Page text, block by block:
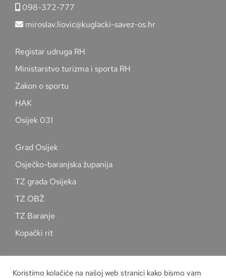
098-372-777
miroslav.liovic@kuglacki-savez-os.hr
Registar udruga RH
Ministarstvo turizma i sporta RH
Zakon o sportu
HAK
Osijek 031
Grad Osijek
Osječko-baranjska županija
TZ grada Osijeka
TZ OBŽ
TZ Baranje
Kopački rit
Koristimo kolačiće na našoj web stranici kako bismo vam